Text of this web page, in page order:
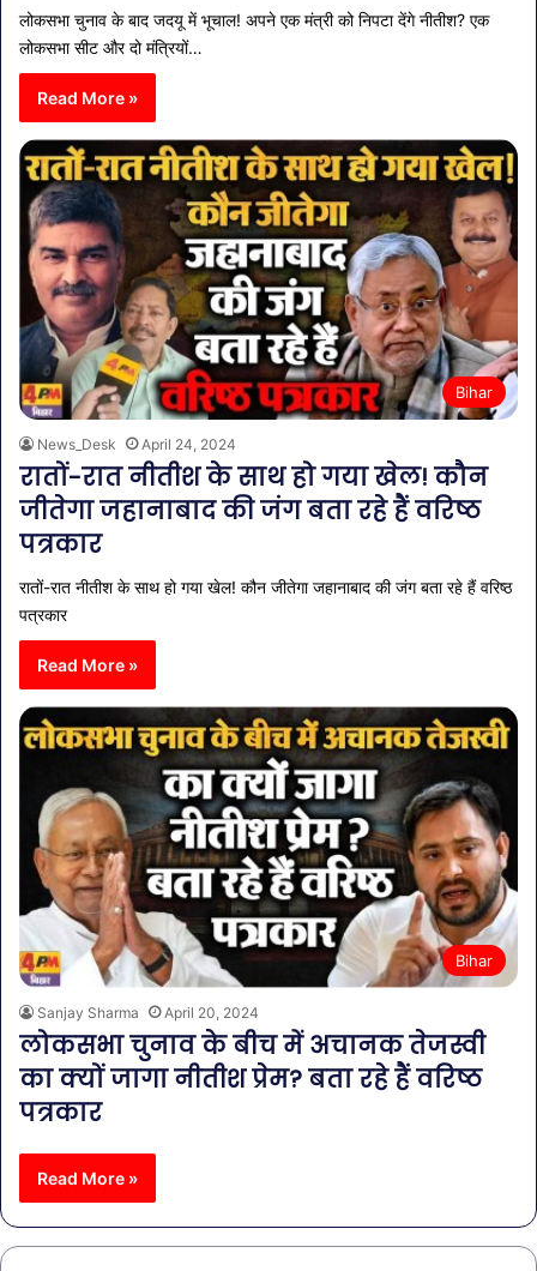
लोकसभा चुनाव के बाद जदयू में भूचाल! अपने एक मंत्री को निपटा देंगे नीतीश? एक
लोकसभा सीट और दो मंत्रियों…
Read More »
Bihar
News_Desk April 24, 2024
रातों-रात नीतीश के साथ हो गया खेल! कौन
जीतेगा जहानाबाद की जंग बता रहे हैं वरिष्ठ
पत्रकार
रातों-रात नीतीश के साथ हो गया खेल! कौन जीतेगा जहानाबाद की जंग बता रहे हैं वरिष्ठ
पत्रकार
Read More »
Bihar
Sanjay Sharma April 20, 2024
लोकसभा चुनाव के बीच में अचानक तेजस्वी
का क्यों जागा नीतीश प्रेम? बता रहे हैं वरिष्ठ
पत्रकार
Read More »